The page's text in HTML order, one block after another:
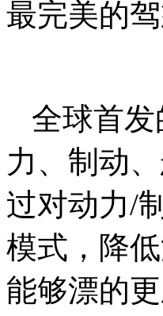
最完美的驾
全球首
力、制动
过对动力/
模式，降
能够漂的